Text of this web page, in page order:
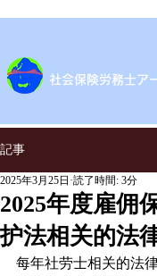
社会保険労務士ア
記事
2025年度雇佣
护法相关的法
2025年3月25日 読了時間: 3分
每年社劳士相关的法